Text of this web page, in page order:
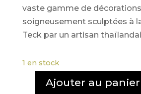
vaste gamme de
soigneusement sculptées à
Teck par un artisan
1 en stock
quantitéAjouter au panier